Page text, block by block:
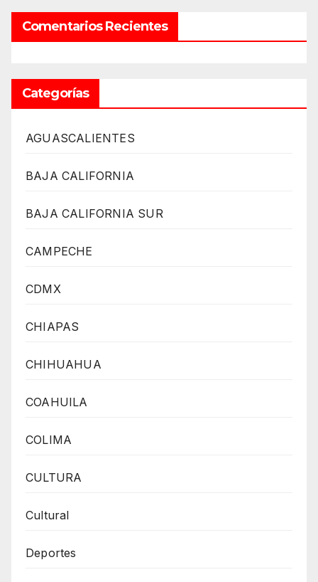
Comentarios Recientes
Categorías
AGUASCALIENTES
BAJA CALIFORNIA
BAJA CALIFORNIA SUR
CAMPECHE
CDMX
CHIAPAS
CHIHUAHUA
COAHUILA
COLIMA
CULTURA
Cultural
Deportes